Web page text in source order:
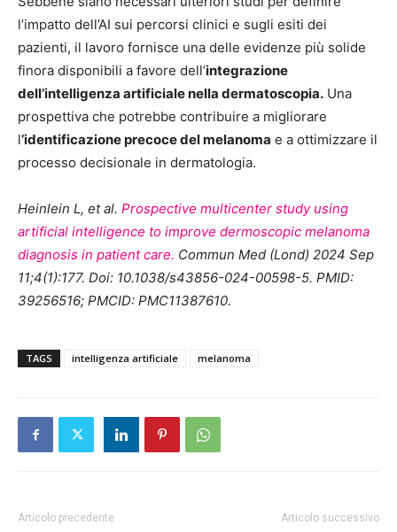
l’impatto dell’AI sui percorsi clinici e sugli esiti dei
pazienti, il lavoro fornisce una delle evidenze più solide
finora disponibili a favore dell’integrazione
dell’intelligenza artificiale nella dermatoscopia. Una
prospettiva che potrebbe contribuire a migliorare
l’identificazione precoce del melanoma e a ottimizzare il
processo decisionale in dermatologia.
Heinlein L, et al. Prospective multicenter study using
artificial intelligence to improve dermoscopic melanoma
diagnosis in patient care. Commun Med (Lond) 2024 Sep
11;4(1):177. Doi: 10.1038/s43856-024-00598-5. PMID:
39256516; PMCID: PMC11387610.
TAGS intelligenza artificiale melanoma
Articolo precedente Articolo successivo